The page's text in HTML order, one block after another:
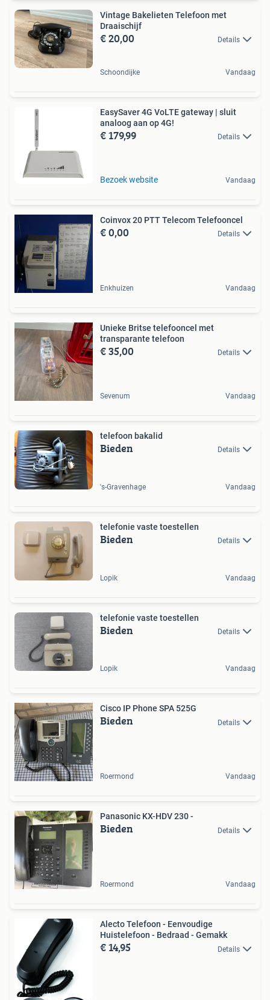
Vintage Bakelieten Telefoon met
Draaischijf
€ 20,00 Details
Schoondijke Vandaag
EasySaver 4G VoLTE gateway | sluit
analoog aan op 4G!
€ 179,99 Details
Bezoek website Vandaag
Coinvox 20 PTT Telecom Telefooncel
€ 0,00 Details
Enkhuizen Vandaag
Unieke Britse telefooncel met
transparante telefoon
€ 35,00 Details
Sevenum Vandaag
telefoon bakalid
Bieden Details
's-Gravenhage Vandaag
telefonie vaste toestellen
Bieden Details
Lopik Vandaag
telefonie vaste toestellen
Bieden Details
Lopik Vandaag
Cisco IP Phone SPA 525G
Bieden Details
Roermond Vandaag
Panasonic KX-HDV 230 -
Bieden Details
Roermond Vandaag
Alecto Telefoon - Eenvoudige
Huistelefoon - Bedraad - Gemakk
€ 14,95 Details